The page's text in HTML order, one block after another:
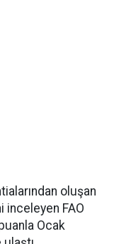
oluşan
inceleyen FAO
Ocak